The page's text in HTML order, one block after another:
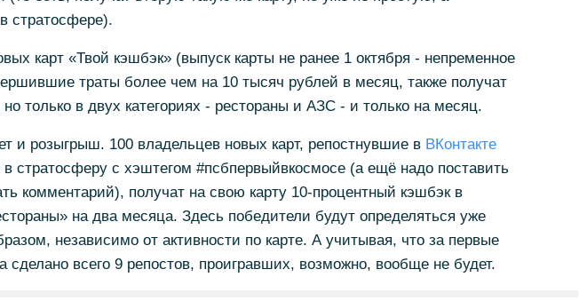
стратосфере).
карт «Твой кэшбэк» (выпуск карты не ранее 1 октября - непременное
траты более чем на 10 тысяч рублей в месяц, также получат
только в двух категориях - рестораны и АЗС - и только на месяц.
и розыгрыш. 100 владельцев новых карт, репостнувшие в ВКонтакте
в стратосферу с хэштегом #псбпервыйвкосмосе (а ещё надо поставить
комментарий), получат на свою карту 10-процентный кэшбэк в
на два месяца. Здесь победители будут определяться уже
независимо от активности по карте. А учитывая, что за первые
сделано всего 9 репостов, проигравших, возможно, вообще не будет.